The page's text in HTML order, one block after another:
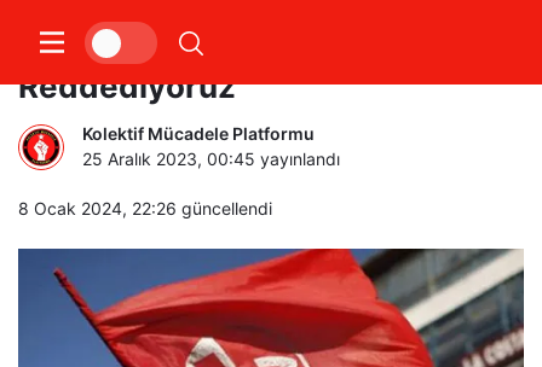
“Oslo’yu Ve Her Tür Uzlaşmayı
Reddediyoruz”
Kolektif Mücadele Platformu
25 Aralık 2023, 00:45 yayınlandı
8 Ocak 2024, 22:26 güncellendi